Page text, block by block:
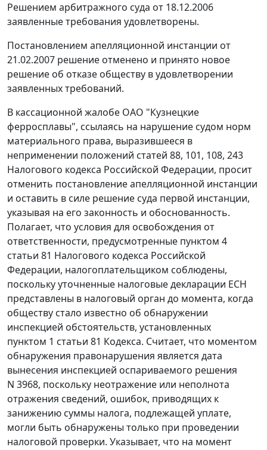
Решением арбитражного суда от 18.12.2006
заявленные требования удовлетворены.
Постановлением апелляционной инстанции от
21.02.2007 решение отменено и принято новое
решение об отказе обществу в удовлетворении
заявленных требований.
В кассационной жалобе ОАО "Кузнецкие
ферросплавы", ссылаясь на нарушение судом норм
материального права, выразившееся в
неприменении положений статей 88, 101, 108, 243
Налогового кодекса Российской Федерации, просит
отменить постановление апелляционной инстанции
и оставить в силе решение суда первой инстанции,
указывая на его законность и обоснованность.
Полагает, что условия для освобождения от
ответственности, предусмотренные пунктом 4
статьи 81 Налогового кодекса Российской
Федерации, налогоплательщиком соблюдены,
поскольку уточненные налоговые декларации ЕСН
представлены в налоговый орган до момента, когда
обществу стало известно об обнаружении
инспекцией обстоятельств, установленных
пунктом 1 статьи 81 Кодекса. Считает, что моментом
обнаружения правонарушения является дата
вынесения инспекцией оспариваемого решения
N 3968, поскольку неотражение или неполнота
отражения сведений, ошибок, приводящих к
занижению суммы налога, подлежащей уплате,
могли быть обнаружены только при проведении
налоговой проверки. Указывает, что на момент